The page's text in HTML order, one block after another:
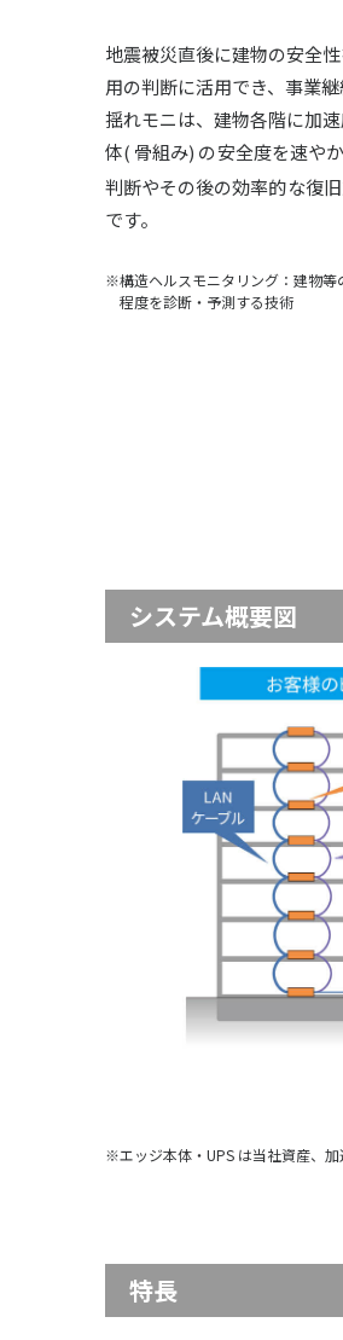
地震被災直後に建物の安全
用の判断に活用でき、事業
揺れモニは、建物各階に加
体( 骨組み) の安全度を速や
判断やその後の効率的な復
です。
※構造ヘルスモニタリング：建物等
程度を診断・予測する技術
システム概要図
※エッジ本体・UPS は当社資産、加
特長